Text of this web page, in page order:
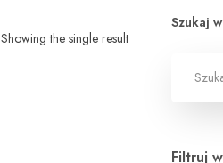
Showing the single result
Szukaj
Filtruj